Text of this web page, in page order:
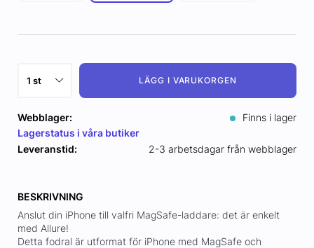
LÄGG I VARUKORGEN
Webblager:
Finns i lager
Lagerstatus i våra butiker
Leveranstid:
2-3 arbetsdagar från webblager
BESKRIVNING
Anslut din iPhone till valfri MagSafe-laddare: det är enkelt
med Allure!
Detta fodral är utformat för iPhone med MagSafe och